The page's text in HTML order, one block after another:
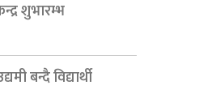
शुभारम्भ
बन्दै विद्यार्थी